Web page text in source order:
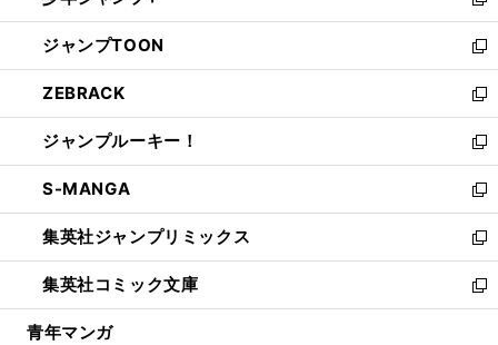
開
く
ウ
で
開
く
ン
ド
ウ
で
開
く
ウ
ィ
ン
ド
ウ
で
開
く
し
い
ウ
ィ
ン
ド
ウ
で
開
く
ジャンプTOON
新
し
い
ウ
ィ
ン
ド
ウ
で
開
く
ZEBRACK
新
し
い
ウ
ィ
ン
ド
ウ
で
開
ジャンプルーキー！
新
し
い
ウ
ィ
ン
ド
ウ
S-MANGA
新
し
い
ウ
ィ
ン
集英社ジャンプリミックス
新
し
い
ウ
集英社コミック文庫
新
し
青年マンガ